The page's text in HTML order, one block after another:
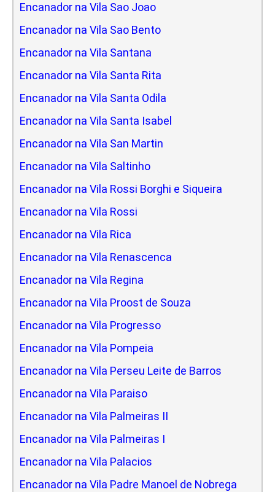
Encanador na Vila Sao Joao
Encanador na Vila Sao Bento
Encanador na Vila Santana
Encanador na Vila Santa Rita
Encanador na Vila Santa Odila
Encanador na Vila Santa Isabel
Encanador na Vila San Martin
Encanador na Vila Saltinho
Encanador na Vila Rossi Borghi e Siqueira
Encanador na Vila Rossi
Encanador na Vila Rica
Encanador na Vila Renascenca
Encanador na Vila Regina
Encanador na Vila Proost de Souza
Encanador na Vila Progresso
Encanador na Vila Pompeia
Encanador na Vila Perseu Leite de Barros
Encanador na Vila Paraiso
Encanador na Vila Palmeiras II
Encanador na Vila Palmeiras I
Encanador na Vila Palacios
Encanador na Vila Padre Manoel de Nobrega